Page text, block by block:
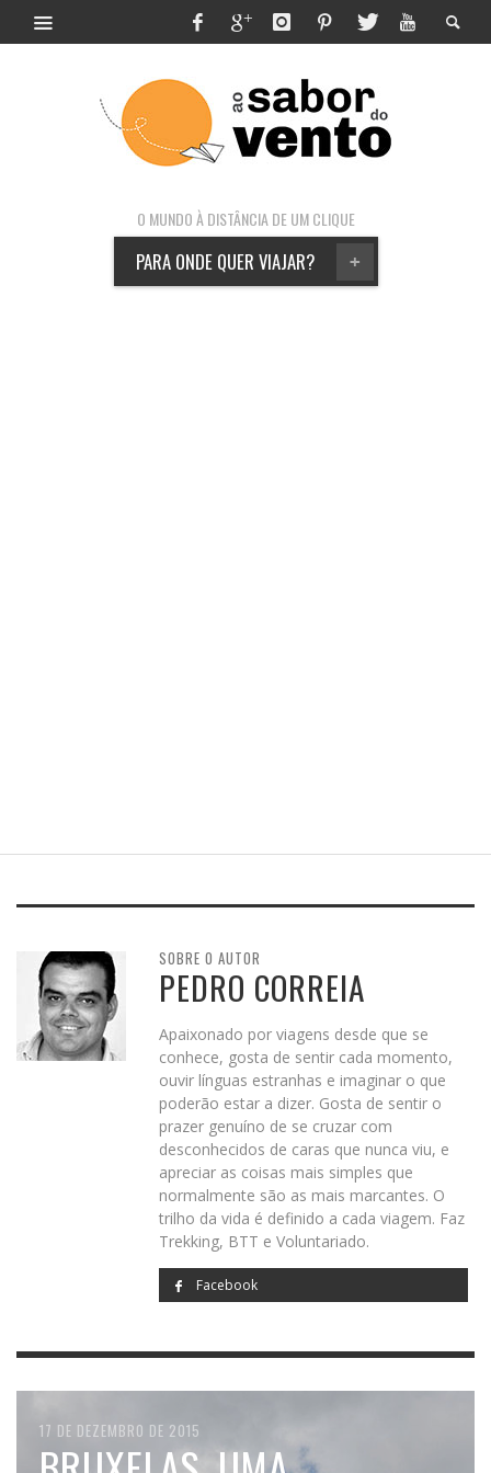
O MUNDO À DISTÂNCIA DE UM CLIQUE
+
PARA ONDE QUER VIAJAR?
SOBRE O AUTOR
PEDRO CORREIA
Apaixonado por viagens desde que se
conhece, gosta de sentir cada momento,
ouvir línguas estranhas e imaginar o que
poderão estar a dizer. Gosta de sentir o
prazer genuíno de se cruzar com
desconhecidos de caras que nunca viu, e
apreciar as coisas mais simples que
normalmente são as mais marcantes. O
trilho da vida é definido a cada viagem. Faz
Trekking, BTT e Voluntariado.
Facebook
5 DE JANEIRO DE 2016
17 DE DEZEMBRO DE 2015
2 DE DEZEMBRO DE 2015
17 DE NOVEMBRO DE 2015
5 DE NOVEMBRO DE 2015